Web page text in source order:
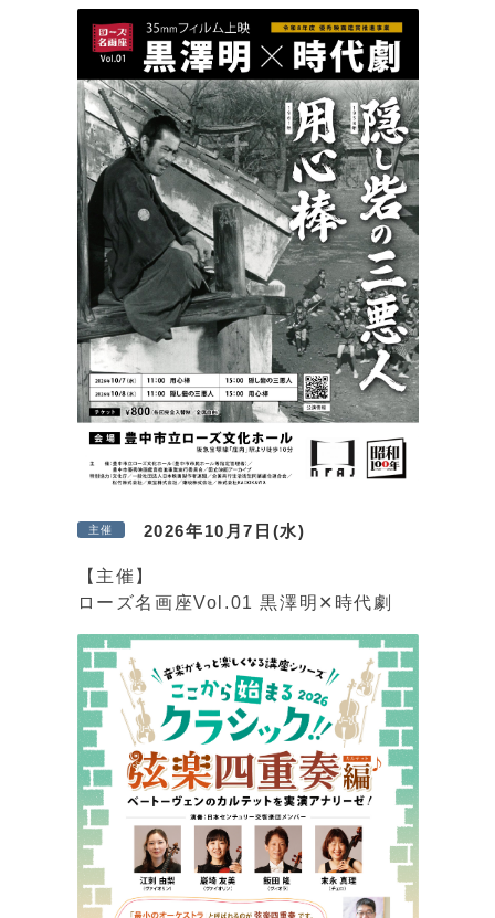
2026年10月7日(水)
主催
【主催】
ローズ名画座Vol.01 黒澤明✕時代劇